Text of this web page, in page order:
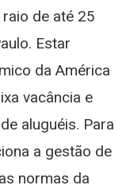
de até 25
Estar
da América
vacância e
aluguéis. Para
a gestão de
normas da